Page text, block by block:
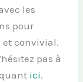
les
pour
et convivial.
pas à
ici.